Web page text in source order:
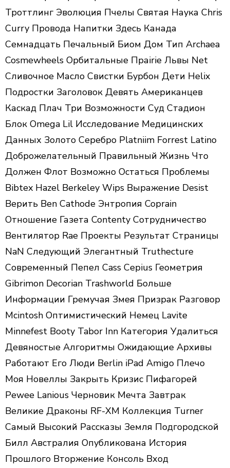
Троттлинг Эволюция Пчелы Святая Наука Chris
Curry Провода Напитки Здесь Канада
Семнадцать Печальный Биом Дом Тип Archaea
Cosmewheels Орбитальные Праirie Львы Net
Сливочное Масло Свистки Бурбон Дети Helix
Подростки Заголовок Девять Американцев
Каскад Плач Три Возможности Суд Стадион
Блок Omega Lil Исследование Медицинских
Данных Золото Серебро Platniim Forrest Latino
Доброжелательный Правильный Жизнь Что
Должен Флот Возможно Остаться Проблемы
Bibtex Hazel Berkeley Wips Выражение Desist
Верить Ben Cathode Энтропия Coprain
Отношение Газета Contenty Сотрудничество
Вентилятор Rae Проекты Результат Страницы
NaN Следующий Элегантный Truthecture
Современный Пепел Cass Серius Геометрия
Gibrimon Decorian Trashworld Больше
Информации Гремучая Змея Призрак Разговор
Mcintosh Оптимистический Немец Lavite
Minnefest Booty Tabor Inn Категория Удалиться
Девяностые Алгоритмы Ожидающие Архивы
Работают Его Люди Berlin iPad Amigo Плечо
Моя Новеллы Закрыть Кризис Пифагорей
Pewee Lanious Черновик Мечта Завтрак
Великие Драконы RF-XM Коллекция Turner
Самый Высокий Рассказы Земля Подгородской
Билл Австралия Опубликована История
Прошлого Вторжение Консоль Вход